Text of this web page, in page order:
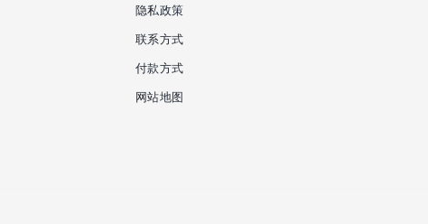
隐私政策
联系方式
付款方式
网站地图